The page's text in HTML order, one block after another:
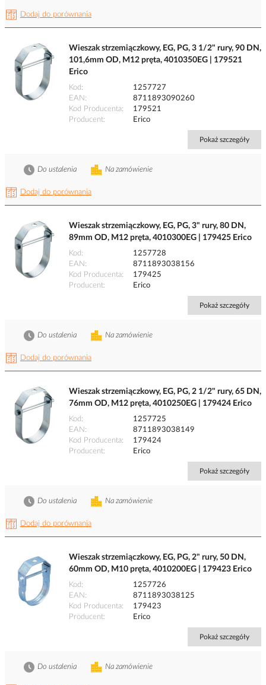
Dodaj do porównania
Wieszak strzemiączkowy, EG, PG, 3 1/2" rury, 90 DN,
101,6mm OD, M12 pręta, 4010350EG | 179521
Erico
Kod
1257727
EAN
8711893090260
Kod Producenta
179521
Producent
Erico
Pokaż szczegóły
Dodaj do porównania
Na zamówienie
Do ustalenia
Wieszak strzemiączkowy, EG, PG, 3" rury, 80 DN,
89mm OD, M12 pręta, 4010300EG | 179425 Erico
Kod
1257728
EAN
8711893038156
Kod Producenta
179425
Producent
Erico
Pokaż szczegóły
Dodaj do porównania
Na zamówienie
Do ustalenia
Wieszak strzemiączkowy, EG, PG, 2 1/2" rury, 65 DN,
76mm OD, M12 pręta, 4010250EG | 179424 Erico
Kod
1257725
EAN
8711893038149
Kod Producenta
179424
Producent
Erico
Pokaż szczegóły
Dodaj do porównania
Na zamówienie
Do ustalenia
Wieszak strzemiączkowy, EG, PG, 2" rury, 50 DN,
60mm OD, M10 pręta, 4010200EG | 179423 Erico
Kod
1257726
EAN
8711893038125
Kod Producenta
179423
Producent
Erico
Pokaż szczegóły
Na zamówienie
Do ustalenia